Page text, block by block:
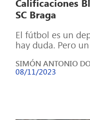
SC Braga
El fútbol es un
hay duda. Pero
SIMÓN ANTONIO
08/11/2023